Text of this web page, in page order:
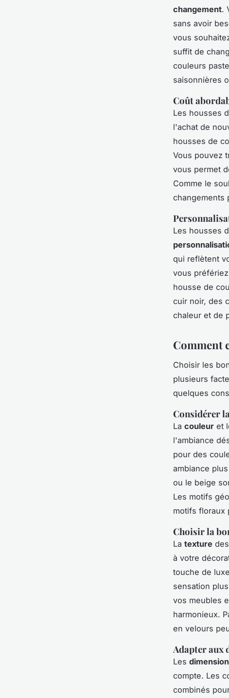
changement.
sans avoir
vous
suffit de
couleurs
saisonnières
Coût
Les housses
l'achat de
housses de
Vous pouvez
vous permet
Comme le
changements
Les housses
qui reflètent
vous
housse de
cuir noir, des
chaleur et de
Comment
Choisir les
plusieurs
quelques
Considérer
La couleur et
l'ambiance
pour des
ambiance
ou le beige
Les motifs
motifs floraux
Choisir la
La texture
à votre
touche de
sensation
vos meubles
harmonieux.
en velours
Adapter aux
Les
compte. Les
combinés